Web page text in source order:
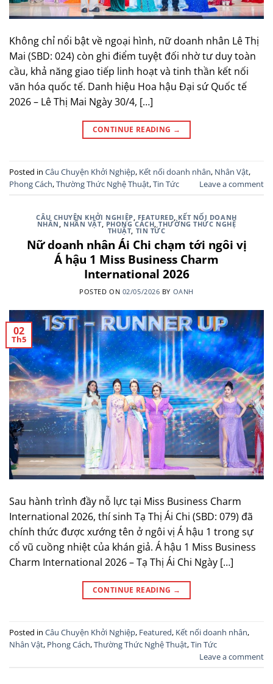
Không chỉ nổi bật về ngoại hình, nữ doanh nhân Lê Thị
Mai (SBD: 024) còn ghi điểm tuyệt đối nhờ tư duy toàn
cầu, khả năng giao tiếp linh hoạt và tinh thần kết nối
văn hóa quốc tế. Danh hiệu Hoa hậu Đại sứ Quốc tế
2026 – Lê Thị Mai Ngày 30/4, […]
CONTINUE READING →
Posted in Câu Chuyện Khởi Nghiệp, Kết nối doanh nhân, Nhân Vật,
Phong Cách,Thường Thức Nghệ Thuật,Tin Tức Leave a comment
CÂU CHUYỆN KHỞI NGHIỆP, FEATURED, KẾT NỐI DOANH
NHÂN, NHÂN VẬT, PHONG CÁCH,THƯỜNG THỨC NGHỆ
THUẬT, TIN TỨC
Nữ doanh nhân Ái Chi chạm tới ngôi vị
Á hậu 1 Miss Business Charm
International 2026
POSTED ON 02/05/2026 BY OANH
02
Th5
Sau hành trình đầy nỗ lực tại Miss Business Charm
International 2026, thí sinh Tạ Thị Ái Chi (SBD: 079) đã
chính thức được xướng tên ở ngôi vị Á hậu 1 trong sự
cổ vũ cuồng nhiệt của khán giả. Á hậu 1 Miss Business
Charm International 2026 – Tạ Thị Ái Chi Ngày […]
CONTINUE READING →
Posted in Câu Chuyện Khởi Nghiệp, Featured, Kết nối doanh nhân,
Nhân Vật, Phong Cách,Thường Thức Nghệ Thuật,Tin Tức
Leave a comment